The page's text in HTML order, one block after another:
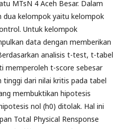
MTsN 4 Aceh Besar. Dalam
dua kelompok yaitu kelompok
Untuk kelompok
data dengan memberikan
analisis t-test, t-tabel
memperoleh t-score sebesar
tinggi dari nilai kritis pada tabel
membuktikan hipotesis
nol (h0) ditolak. Hal ini
Total Physical Rensponse